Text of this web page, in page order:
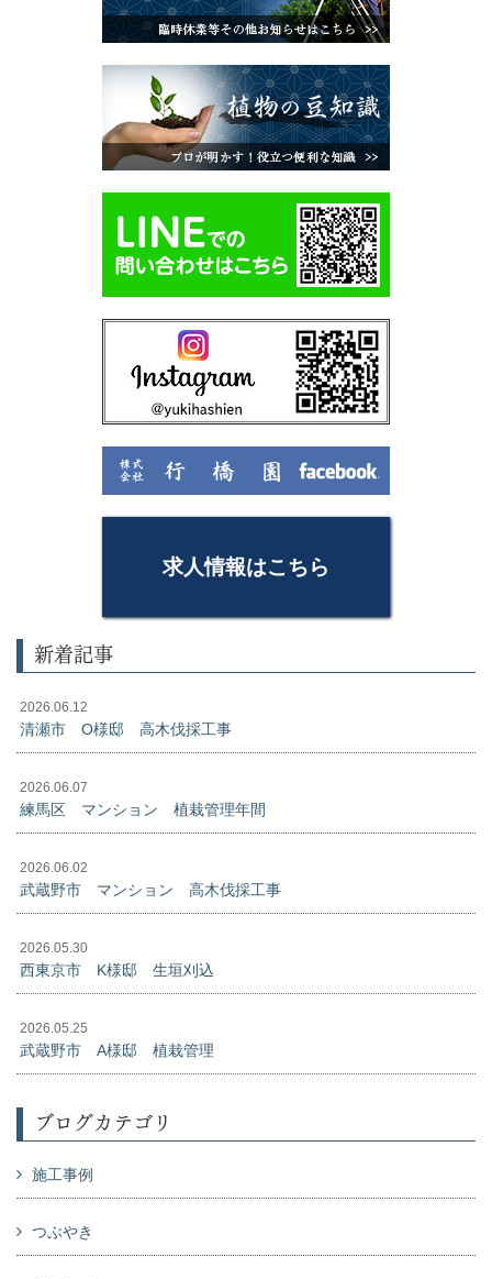
求人情報はこちら
新着記事
2026.06.12
清瀬市 O様邸 高木伐採工事
2026.06.07
練馬区 マンション 植栽管理年間
2026.06.02
武蔵野市 マンション 高木伐採工事
2026.05.30
西東京市 K様邸 生垣刈込
2026.05.25
武蔵野市 A様邸 植栽管理
ブログカテゴリ
施工事例
つぶやき